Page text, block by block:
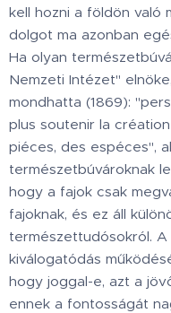
kell hozni a földön való
dolgot ma azonban
Ha olyan
Nemzeti Intézet"
mondhatta (1869):
plus soutenir la
piéces, des espéces",
természetbúvároknak
hogy a fajok csak
fajoknak, és ez áll
természettudósokról.
kiválogatódás
hogy joggal-e, azt a
ennek a fontosságát